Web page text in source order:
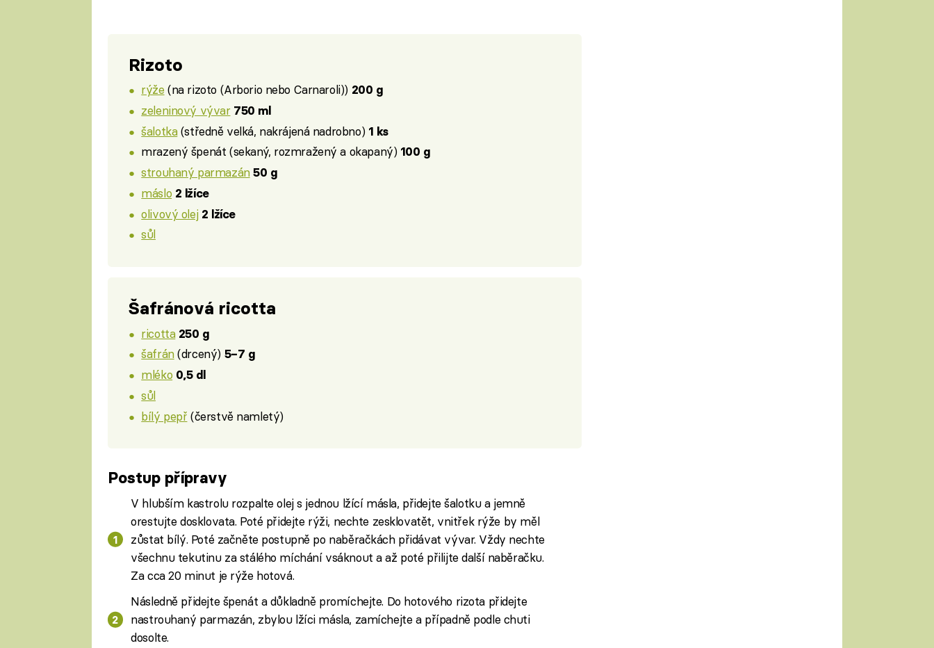
Rizoto
rýže (na rizoto (Arborio nebo Carnaroli)) 200 g
zeleninový vývar 750 ml
šalotka(středně velká, nakrájená nadrobno) 1 ks
mrazený špenát (sekaný, rozmražený a okapaný) 100 g
strouhaný parmazán 50 g
máslo 2 lžíce
olivový olej 2 lžíce
sůl
Šafránová ricotta
ricotta 250 g
šafrán(drcený) 5–7 g
mléko 0,5 dl
sůl
bílý pepř (čerstvě namletý)
Postup přípravy
V hlubším kastrolu rozpalte olej s jednou lžící másla, přidejte šalotku a jemně
orestujte dosklovata. Poté přidejte rýži, nechte zesklovatět, vnitřek rýže by měl
zůstat bílý. Poté začněte postupně po naběračkách přidávat vývar. Vždy nechte
všechnu tekutinu za stálého míchání vsáknout a až poté přilijte další naběračku.
Za cca 20 minut je rýže hotová.
Následně přidejte špenát a důkladně promíchejte. Do hotového rizota přidejte
nastrouhaný parmazán, zbylou lžíci másla, zamíchejte a případně podle chuti
dosolte.